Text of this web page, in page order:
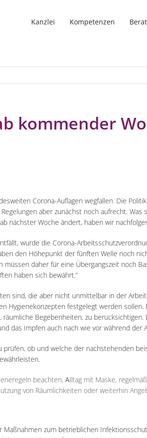
Kanzlei Kompetenzen
kommender
Corona-Auflagen wegfallen. Die
aber zunächst noch aufrecht.
nächster Woche ändert, haben wir
wurde die Corona-
den Höhepunkt der fünften Welle noch
daher für eine Übergangszeit noch
haben sich bewährt.“
sind, die aber nicht unmittelbar in der
Hygienekonzepten festgelegt werden
Begebenheiten, zu
das Impfen auch nach wie vor während der
ob und welche der nachstehenden
beachten, Alltag mit Maske,
von Räumlichkeiten oder weiterhin
zum betrieblichen